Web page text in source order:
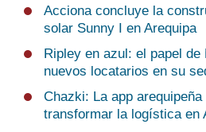
Acciona concluye la
solar Sunny I en Arequipa
Ripley en azul: el papel
nuevos locatarios en su
Chazki: La app arequipeña
transformar la logística en